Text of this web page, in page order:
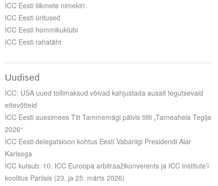
ICC komisjonid
Digiraamatukogu
Juhendid ja väljaanded
Kontakt
Liitu meililistiga
Oskusteave
Incoterms® 2020
Abimaterjalid
ICC Eesti liikmete nimekiri
ICC Eesti üritused
ICC Eesti hommikuklubi
ICC Eesti rahatäht
Uudised
ICC: USA uued tollimaksud võivad kahjustada ausalt tegutsevaid
ettevõtteid
ICC Eesti auesimees Tiit Tammemägi pälvis tiitli „Tarneahela Tegija
2026“
ICC Eesti delegatsioon kohtus Eesti Vabariigi Presidendi Alar
Karisega
ICC kutsub: 10. ICC Euroopa arbitraažikonverents ja ICC institute’i
koolitus Pariisis (23. ja 25. märts 2026)